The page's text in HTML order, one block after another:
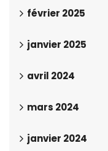
février 2025
janvier 2025
avril 2024
mars 2024
janvier 2024